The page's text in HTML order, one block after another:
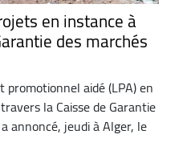
en instance à
des marchés
aidé (LPA) en
la Caisse de Garantie
annoncé, jeudi à Alger, le